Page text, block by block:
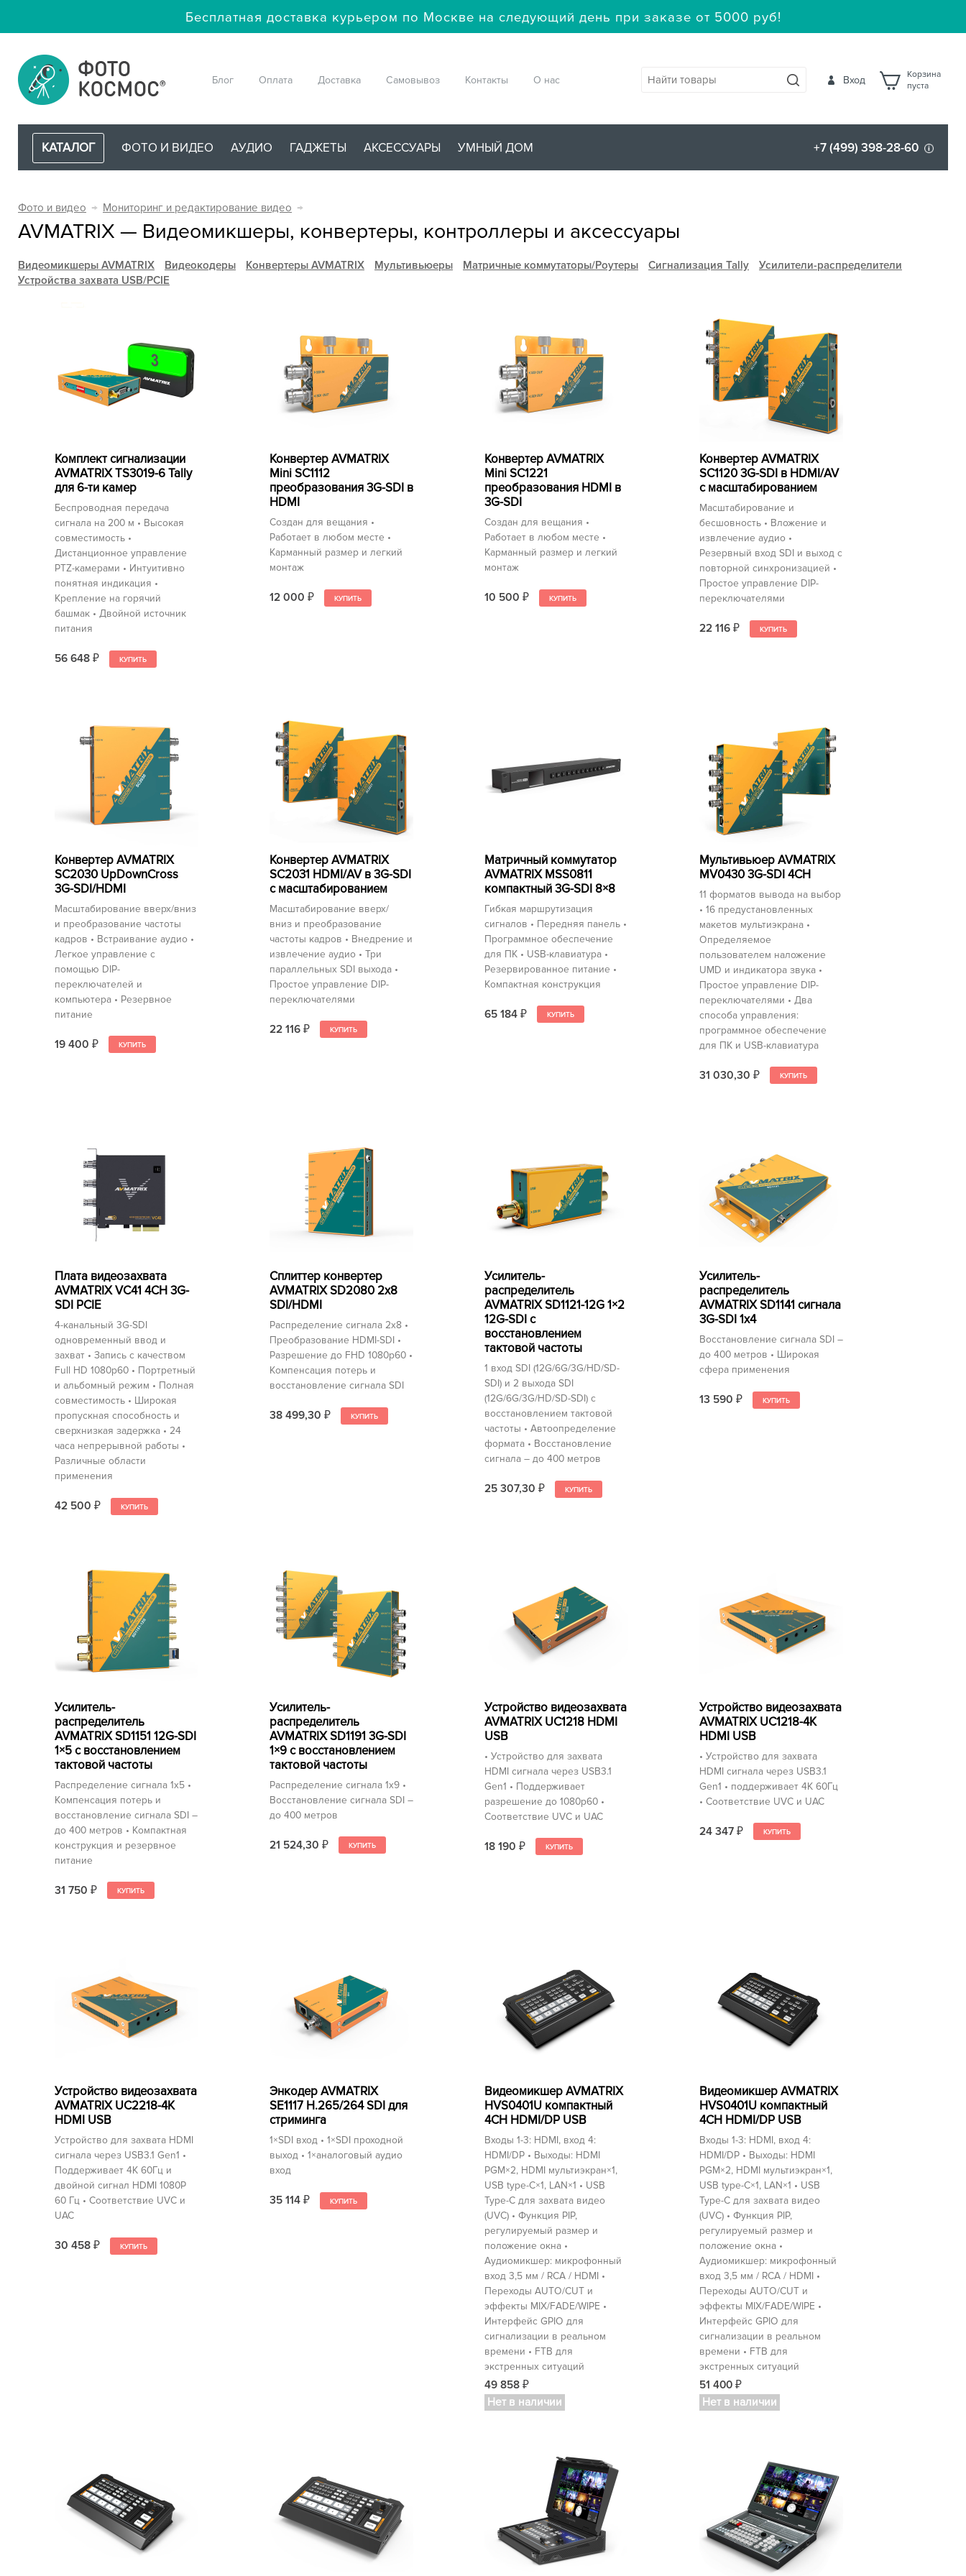
Бесплатная доставка курьером по Москве на следующий день при заказе от 5000 руб!
Блог Оплата Доставка Самовывоз Контакты О нас
Корзина
пуста
Вход
КАТАЛОГ ФОТО И ВИДЕО АУДИО ГАДЖЕТЫ АКСЕССУАРЫ УМНЫЙ ДОМ +7 (499) 398-28-60
Фото и видео → Мониторинг и редактирование видео →
AVMATRIX — Видеомикшеры, конвертеры, контроллеры и аксессуары
Видеомикшеры AVMATRIX Видеокодеры Конвертеры AVMATRIX Мультивьюеры Матричные коммутаторы/Роутеры Сигнализация Tally
Усилители-распределители
Устройства захвата USB/PCIE
Комплект сигнализации
AVMATRIX TS3019-6 Tally
для 6-ти камер
Беспроводная передача
сигнала на 200 м • Высокая
совместимость •
Дистанционное управление
PTZ-камерами • Интуитивно
понятная индикация •
Крепление на горячий
башмак • Двойной источник
питания
56 648 ₽
Конвертер AVMATRIX
Mini SC1112
преобразования 3G-SDI в
HDMI
Создан для вещания •
Работает в любом месте •
Карманный размер и легкий
монтаж
12 000 ₽
Конвертер AVMATRIX
Mini SC1221
преобразования HDMI в
3G-SDI
Создан для вещания •
Работает в любом месте •
Карманный размер и легкий
монтаж
10 500 ₽
Конвертер AVMATRIX
SC1120 3G-SDI в HDMI/AV
с масштабированием
Масштабирование и
бесшовность • Вложение и
извлечение аудио •
Резервный вход SDI и выход с
повторной синхронизацией •
Простое управление DIP-
переключателями
22 116 ₽
Конвертер AVMATRIX
SC2030 UpDownCross
3G-SDI/HDMI
Масштабирование вверх/вниз
и преобразование частоты
кадров • Встраивание аудио •
Легкое управление с
помощью DIP-
переключателей и
компьютера • Резервное
питание
19 400 ₽
Конвертер AVMATRIX
SC2031 HDMI/AV в 3G-SDI
с масштабированием
Масштабирование вверх/
вниз и преобразование
частоты кадров • Внедрение и
извлечение аудио • Три
параллельных SDI выхода •
Простое управление DIP-
переключателями
22 116 ₽
Матричный коммутатор
AVMATRIX MSS0811
компактный 3G-SDI 8×8
Гибкая маршрутизация
сигналов • Передняя панель •
Программное обеспечение
для ПК • USB-клавиатура •
Резервированное питание •
Компактная конструкция
65 184 ₽
Мультивьюер AVMATRIX
MV0430 3G-SDI 4CH
11 форматов вывода на выбор
• 16 предустановленных
макетов мультиэкрана •
Определяемое
пользователем наложение
UMD и индикатора звука •
Простое управление DIP-
переключателями • Два
способа управления:
программное обеспечение
для ПК и USB-клавиатура
31 030,30 ₽
Плата видеозахвата
AVMATRIX VC41 4CH 3G-
SDI PCIE
4-канальный 3G-SDI
одновременный ввод и
захват • Запись с качеством
Full HD 1080p60 • Портретный
и альбомный режим • Полная
совместимость • Широкая
пропускная способность и
сверхнизкая задержка • 24
часа непрерывной работы •
Различные области
применения
42 500 ₽
Сплиттер конвертер
AVMATRIX SD2080 2х8
SDI/HDMI
Распределение сигнала 2х8 •
Преобразование HDMI-SDI •
Разрешение до FHD 1080p60 •
Компенсация потерь и
восстановление сигнала SDI
38 499,30 ₽
Усилитель-
распределитель
AVMATRIX SD1121-12G 1×2
12G-SDI с
восстановлением
тактовой частоты
1 вход SDI (12G/6G/3G/HD/SD-
SDI) и 2 выхода SDI
(12G/6G/3G/HD/SD-SDI) с
восстановлением тактовой
частоты • Автоопределение
формата • Восстановление
сигнала – до 400 метров
25 307,30 ₽
Усилитель-
распределитель
AVMATRIX SD1141 сигнала
3G-SDI 1х4
Восстановление сигнала SDI –
до 400 метров • Широкая
сфера применения
13 590 ₽
Усилитель-
распределитель
AVMATRIX SD1151 12G-SDI
1×5 с восстановлением
тактовой частоты
Распределение сигнала 1x5 •
Компенсация потерь и
восстановление сигнала SDI –
до 400 метров • Компактная
конструкция и резервное
питание
31 750 ₽
Усилитель-
распределитель
AVMATRIX SD1191 3G-SDI
1×9 с восстановлением
тактовой частоты
Распределение сигнала 1x9 •
Восстановление сигнала SDI –
до 400 метров
21 524,30 ₽
Устройство видеозахвата
AVMATRIX UC1218 HDMI
USB
• Устройство для захвата
HDMI сигнала через USB3.1
Gen1 • Поддерживает
разрешение до 1080p60 •
Соответствие UVC и UAC
18 190 ₽
Устройство видеозахвата
AVMATRIX UC1218-4K
HDMI USB
• Устройство для захвата
HDMI сигнала через USB3.1
Gen1 • поддерживает 4K 60Гц
• Соответствие UVC и UAC
24 347 ₽
Устройство видеозахвата
AVMATRIX UC2218-4K
HDMI USB
Устройство для захвата HDMI
сигнала через USB3.1 Gen1 •
Поддерживает 4K 60Гц и
двойной сигнал HDMI 1080P
60 Гц • Соответствие UVC и
UAC
30 458 ₽
Энкодер AVMATRIX
SE1117 H.265/264 SDI для
стриминга
1×SDI вход • 1×SDI проходной
выход • 1×аналоговый аудио
вход
35 114 ₽
Видеомикшер AVMATRIX
HVS0401U компактный
4CH HDMI/DP USB
Входы 1-3: HDMI, вход 4:
HDMI/DP • Выходы: HDMI
PGM×2, HDMI мультиэкран×1,
USB type-C×1, LAN×1 • USB
Type-C для захвата видео
(UVC) • Функция PIP,
регулируемый размер и
положение окна •
Аудиомикшер: микрофонный
вход 3,5 мм / RCA / HDMI •
Переходы AUTO/CUT и
эффекты MIX/FADE/WIPE •
Интерфейс GPIO для
сигнализации в реальном
времени • FTB для
экстренных ситуаций
49 858 ₽
Нет в наличии
Видеомикшер AVMATRIX
HVS0401U компактный
4CH HDMI/DP USB
Входы 1-3: HDMI, вход 4:
HDMI/DP • Выходы: HDMI
PGM×2, HDMI мультиэкран×1,
USB type-C×1, LAN×1 • USB
Type-C для захвата видео
(UVC) • Функция PIP,
регулируемый размер и
положение окна •
Аудиомикшер: микрофонный
вход 3,5 мм / RCA / HDMI •
Переходы AUTO/CUT и
эффекты MIX/FADE/WIPE •
Интерфейс GPIO для
сигнализации в реальном
времени • FTB для
экстренных ситуаций
51 400 ₽
Нет в наличии